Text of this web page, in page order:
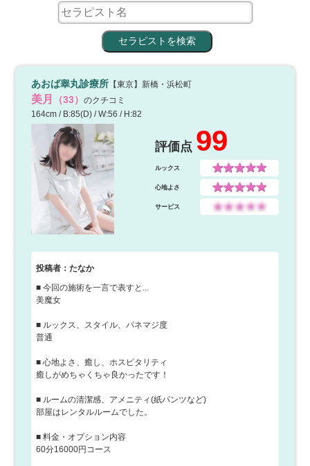
ィ✨癒しのオーラに包まれる現役白衣の天使★0星乃なな
み40代T160/B91(G)/W60/H88▸LINE｜https://lin.ee/s7n1
D9F▸HP｜https://x.gd/a0t32👑王道コース休📱リクエスト
出勤🉑セラピストに直接お問合せ下さい‼事前予約限定出
勤‼上品で官能的な大人の淑女★0白河あいみHP｜https://
x.gd/IyhAkLINE｜https://lin.ee/poHJnPj休📱リクエスト出
勤🉑セラピストに直接お問合せ下さい‼●ご予約はこちら
くて、とろける夏のご褒美 ♡🌞今年の夏、あなたはどん
な癒しを求めますか？蒸し暑い日々、火照る身体、募る
ストレス…そんなあなたを、当店自慢のセラピストが“超
施術”で優しく包み込みます。💋恋人のような距離感💫心
━━━━━━━━🎁《真夏の誘惑割》内容ご予約時にこ
のキーワードをお伝えいただくだけで…✨全コース1,000
円OFF✨（※ご指名・フリーどちらでもOK）🗓開催期
間：8月1日〜8月31日━━━━━━━━━━━━━━━
🔥この夏だけの、甘くてアツい癒し体験。一度味わえ
ば、もう戻れないかも…？🚨【ご注意】※他割引・キャ
ンペーンとの併用不可※ご予約時の申告制（入店後の申
告は適用外）スタンダードコース90分コース ￥18,000
⇒ ￥17,000120分コース ￥23,000 ⇒ ￥22,000
150分コース ￥28,000 ⇒ ￥27,000東エスコース70
分コース ￥20,000 ⇒ ￥19,000100分コース ￥25,
000 ⇒ ￥24,000※その他割引きとの併用不可※決済
完了後の適用不可（ご予約時のみ適用）★☆いつでも開
ト割引きセラピストの出勤時間のスタート枠でご利用し
ていただいたお客様￥1,000割引き！■ラスト割引きセラ
の1日以上前にご予約さえれたお客様￥1,000割引き！■そ
お客様のご来店を心よりおまちしています！メンズエス
テ行き慣れたお客様も、初めてメンズエステに行くお客
ように日々サービスの向上を考えています。厳選された
美女たちの極上リラクゼーションをぜひご体感ください
めるてぃぷらす
8月9日(日) 13:00 【神奈川】 横浜・関内
ラインでの予約受付も可能です💫
🎀めるてぃぷらす🎀横浜駅徒歩5分圏内エリアに新店舗展
い...どう予約しようかと悩んでるあなた!!LINEからのご予
約も可能です♪LINE ID： melty1当店では入会金一切掛
かってきません！入会金完全無料での案内可能です💫た
くさんのご予約お待ちしております♪❥❥❥ おすすめコー
ス❥❥❥ ９０分コース→１８，０００円１２０分コース→
２３，０００円アクセス：JR横浜駅東口・西口より徒歩
５分営業時間：１２：００～翌５：００（１１：００～
翌３：００受付）『めるてぃぷらす』TEL：080-7399-52
東京【アロマモア】高田馬場店
8月9日(日) 13:00 【東京】 高田馬場
🆕只今すぐにご案内可💗
🆕8/9(日) 只今すぐにご案内可💗五ツ星セラピストが紳士
ります🙇‍♀️💕新宿・東新宿・高田馬場・池袋・恵比寿・銀
座・日本橋 メンズエステ東京【アロマモア】⭐️https://aro
mamore.tokyo/☎️03-6457-8322
あおば睾丸診療所【東京】新橋・浜松町
美月 （33） のクチコミ
164cm / B:85(D) / W:56 / H:82
評価点 99
ルックス
心地よさ
サービス
投稿者：たなか
■ 今回の施術を一言で表すと...
美魔女
■ ルックス、スタイル、パネマジ度
普通
■ 心地よさ、癒し、ホスピタリティ
癒しがめちゃくちゃ良かったです！
■ ルームの清潔感、アメニティ(紙パンツなど)
部屋はレンタルルームでした。
■ 料金・オプション内容
60分16000円コース